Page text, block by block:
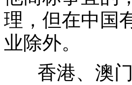
理，但在中国
业除外。
香港、澳